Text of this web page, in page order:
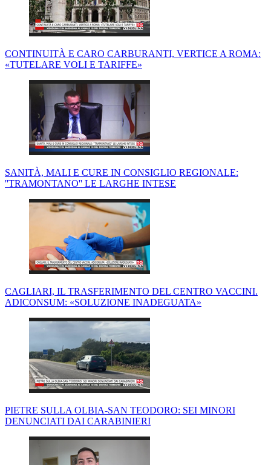
CONTINUITÀ E CARO CARBURANTI, VERTICE A ROMA:
«TUTELARE VOLI E TARIFFE»
SANITÀ, MALI E CURE IN CONSIGLIO REGIONALE:
''TRAMONTANO'' LE LARGHE INTESE
CAGLIARI, IL TRASFERIMENTO DEL CENTRO VACCINI.
ADICONSUM: «SOLUZIONE INADEGUATA»
PIETRE SULLA OLBIA-SAN TEODORO: SEI MINORI
DENUNCIATI DAI CARABINIERI